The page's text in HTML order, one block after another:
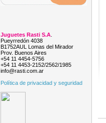
Juguetes Rasti S.A
Pueyrredón 4038
B1752AUL Lomas del Mirador
Prov. Buenos Aires
+54 11 4454-5756
+54 11 4453-2152/2562/1985
info@rasti.com.ar
Política de privacidad y seguridad